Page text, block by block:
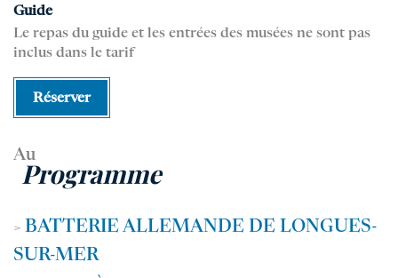
Guide
Le repas du guide et les entrées des musées ne sont pas
inclus dans le tarif
Réserver
Au
Programme
> BATTERIE ALLEMANDE DE LONGUES-
SUR-MER